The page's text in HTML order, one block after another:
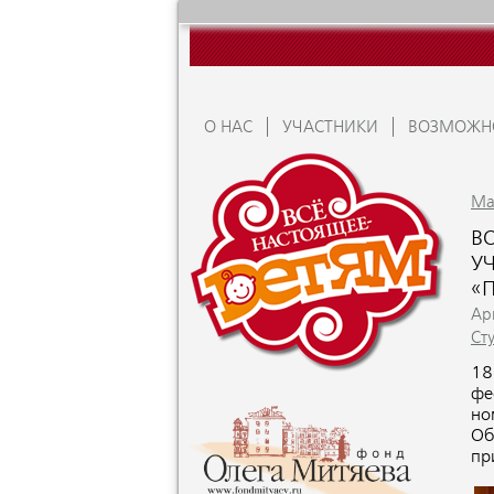
О НАС УЧАСТНИКИ